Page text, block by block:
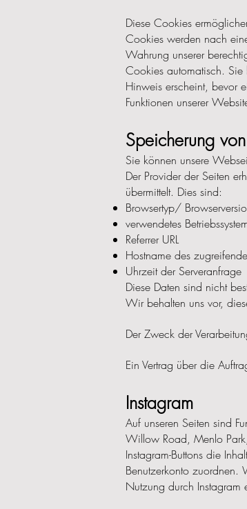
Diese Cookies
Cookies werden nach
Wahrung unserer
Cookies automatisch. Sie
Hinweis erscheint, bevor
Funktionen unserer
Speicherung von
Sie können unsere
Der Provider der Seiten
übermittelt. Dies sind:
Browsertyp/
verwendetes
Referrer URL
Hostname des
Uhrzeit der Serveranfrage
Diese Daten sind nicht
Wir behalten uns vor,
Der Zweck der
Ein Vertrag über die
Instagram
Auf unseren Seiten sind
Willow Road, Menlo
Instagram-Buttons die
Benutzerkonto zuordnen.
Nutzung durch Instagram